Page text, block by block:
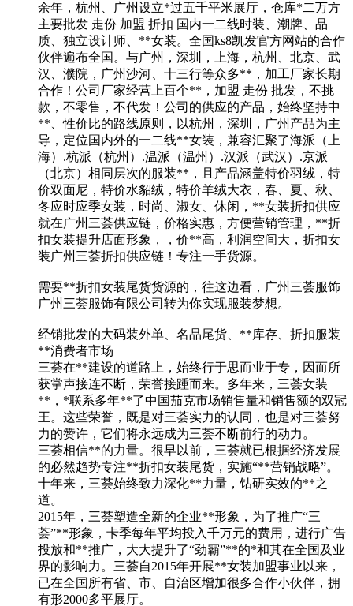
余年，杭州、广州设立*过五千平米展厅，仓库*二万方
主要批发 走份 加盟 折扣 国内一二线时装、潮牌、品
质、独立设计师、**女装。全国ks8凯发官方网站的合作
伙伴遍布全国。与广州，深圳，上海，杭州、北京、武
汉、濮院，广州沙河、十三行等众多**，加工厂家长期
合作！公司厂家经营上百个**，加盟 走份 批发，不挑
款，不零售，不代发！公司的供应的产品，始终坚持中
**、性价比的路线原则，以杭州，深圳，广州产品为主
导，定位国内外的一二线**女装，兼容汇聚了海派（上
海）.杭派（杭州）.温派（温州）.汉派（武汉）.京派
（北京）相同层次的服装**，且产品涵盖特价羽绒，特
价双面尼，特价水貂绒，特价羊绒大衣，春、夏、秋、
冬应时应季女装，时尚、淑女、休闲，**女装折扣供应
就在广州三荟供应链，价格实惠，方便营销管理，**折
扣女装提升店面形象，，价**高，利润空间大，折扣女
装广州三荟折扣供应链！专注一手货源。
需要**折扣女装尾货货源的，往这边看，广州三荟服饰
广州三荟服饰有限公司转为你实现服装梦想。
经销批发的大码装外单、名品尾货、**库存、折扣服装
**消费者市场
三荟在**建设的道路上，始终行于思而业于专，因而所
获掌声接连不断，荣誉接踵而来。多年来，三荟女装
**，*联系多年**了中国茄克市场销售量和销售额的双冠
王。这些荣誉，既是对三荟实力的认同，也是对三荟努
力的赞许，它们将永远成为三荟不断前行的动力。
三荟相信**的力量。很早以前，三荟就已根据经济发展
的必然趋势专注**折扣女装尾货，实施“**营销战略”。
十年来，三荟始终致力深化**力量，钻研实效的**之
道。
2015年，三荟塑造全新的企业**形象，为了推广“三
荟”**形象，卡季每年平均投入千万元的费用，进行广告
投放和**推广，大大提升了“劲霸”**的*和其在全国及业
界的影响力。三荟自2015年开展**女装加盟事业以来，
已在全国所有省、市、自治区增加很多合作小伙伴，拥
有形2000多平展厅。